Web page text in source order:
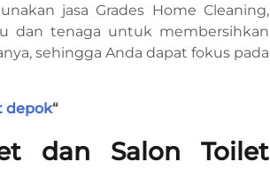
jasa Grades Home Cleaning,
dan tenaga untuk membersihkan
sehingga Anda dapat fokus pada
depok“
dan Salon Toilet